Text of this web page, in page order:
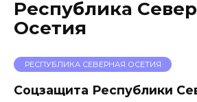
Республика
Осетия
РЕСПУБЛИКА СЕВЕРНАЯ ОСЕТИЯ
Соцзащита Республики